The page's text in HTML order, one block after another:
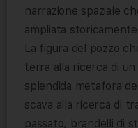
narrazione spaziale
ampliata
La figura del pozzo
terra alla ricerca di un
splendida metafora
scava alla ricerca di
passato, brandelli di